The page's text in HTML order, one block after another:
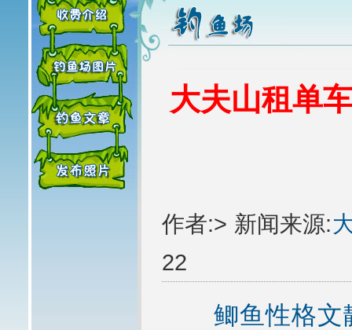
大夫山租单
作者:> 新闻来源:
22
鲫鱼性格文